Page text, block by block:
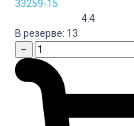
33259-15
4.4
В резерве: 13
–